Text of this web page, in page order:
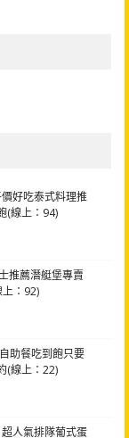
價好吃泰式料理推
(線上：94)
推薦潛艇堡專賣
：92)
助餐吃到飽只要
(線上：22)
超人氣排隊葡式蛋